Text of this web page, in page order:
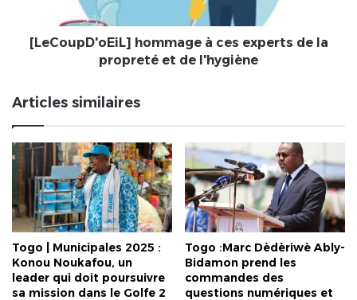
[LeCoupD'oEiL] hommage à ces experts de la
propreté et de l'hygiène
Articles similaires
Togo | Municipales 2025 :
Konou Noukafou, un
leader qui doit poursuivre
sa mission dans le Golfe 2
Togo :Marc Dèdèriwè Ably-
Bidamon prend les
commandes des
questions numériques et